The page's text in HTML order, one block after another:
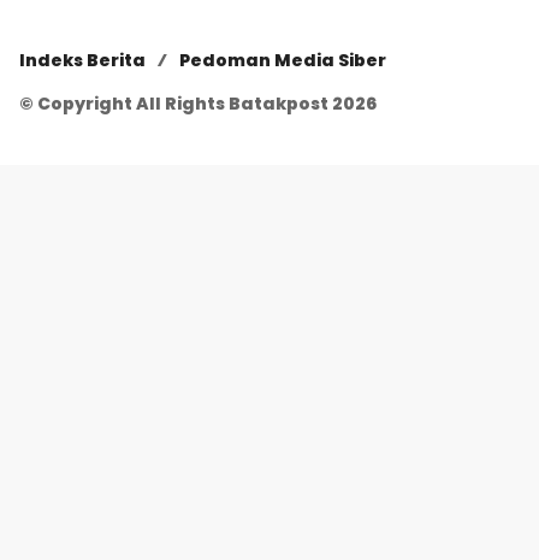
Indeks Berita
Pedoman Media Siber
© Copyright All Rights Batakpost 2026